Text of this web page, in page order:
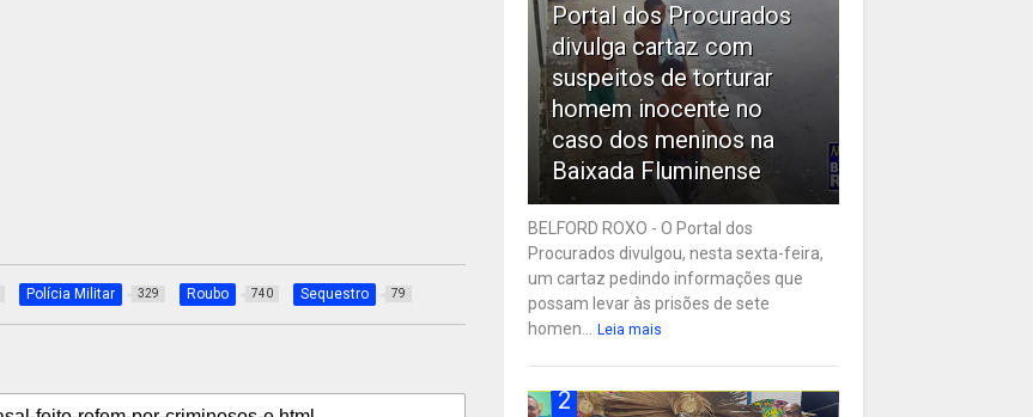
Polícia Militar 329 Roubo 740 Sequestro 79
Portal dos Procurados
divulga cartaz com
suspeitos de torturar
homem inocente no
caso dos meninos na
Baixada Fluminense
BELFORD ROXO - O Portal dos
Procurados divulgou, nesta sexta-feira,
um cartaz pedindo informações que
possam levar às prisões de sete
homen... Leia mais
2